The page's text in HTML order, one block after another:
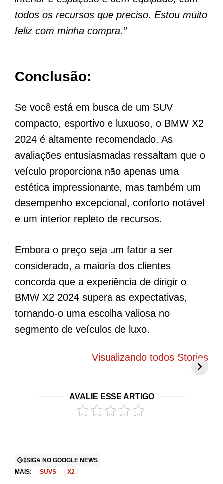
todos os recursos que preciso. Estou muito
feliz com minha compra.”
Conclusão:
Se você está em busca de um SUV
compacto, esportivo e luxuoso, o BMW X2
2024 é altamente recomendado. As
avaliações entusiasmadas ressaltam que o
veículo proporciona não apenas uma
estética impressionante, mas também um
desempenho excepcional, conforto notável
e um interior repleto de recursos.
Embora o preço seja um fator a ser
considerado, a maioria dos clientes
concorda que a experiência de dirigir o
BMW X2 2024 supera as expectativas,
tornando-o uma escolha valiosa no
segmento de veículos de luxo.
208 elétrico
Visualizando todos Stories
AVALIE ESSE ARTIGO
SIGA NO GOOGLE NEWS
MAIS:
SUVS X2